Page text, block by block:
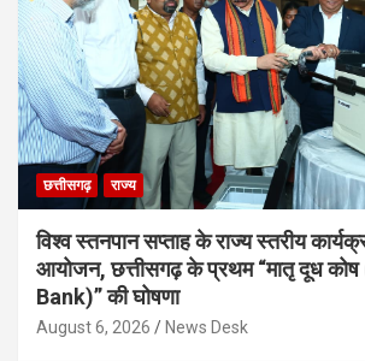
छत्तीसगढ़ राज्य
विश्व स्तनपान सप्ताह के राज्य स्तरीय
आयोजन, छत्तीसगढ़ के प्रथम “मातृ दूध
Bank)” की घोषणा
August 6, 2026 News Desk